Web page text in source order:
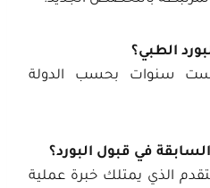
الطبي؟
وست سنوات بحسب الدولة
في قبول البورد؟
الذي يمتلك خبرة عملية